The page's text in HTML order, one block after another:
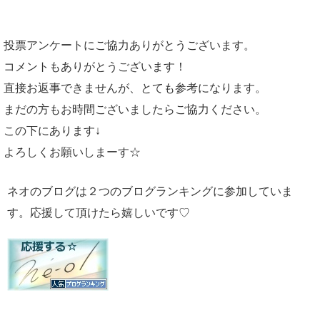
投票アンケートにご協力ありがとうございます。
コメントもありがとうございます！
直接お返事できませんが、とても参考になります。
まだの方もお時間ございましたらご協力ください。
この下にあります↓
よろしくお願いしまーす☆
ネオのブログは２つのブログランキングに参加していま
す。応援して頂けたら嬉しいです♡